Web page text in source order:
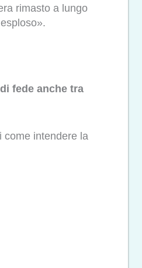
rimasto a lungo
fede anche tra
come intendere la